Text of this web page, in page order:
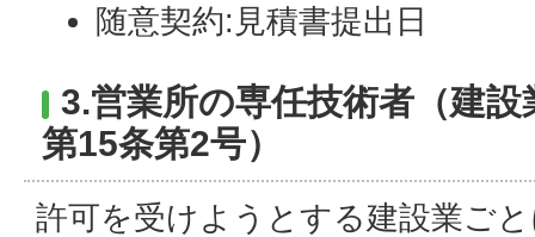
随意契約:見積書提出日
3.営業所の専任技術者（建
第15条第2号）
許可を受けようとする建設業ご